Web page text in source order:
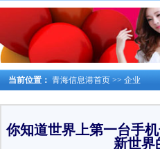
当前位置： 青海信息港首页 >> 企业
你知道世界上第一台手
新世界